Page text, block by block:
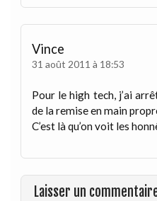
Vince
31 août 2011 à 18:53
Pour le high tech, j’ai
de la remise en main
C’est là qu’on voit les
Laisser un